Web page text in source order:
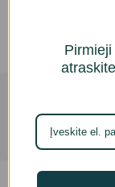
STARTER
virbalų rinkinys
€